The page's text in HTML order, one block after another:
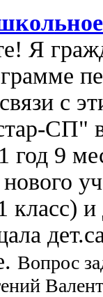
Я
с
СП" в
год 9
класс)
Вопрос